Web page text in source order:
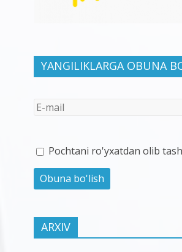
YANGILIKLARGA OBUNA
Pochtani ro'yxatdan olib
ARXIV